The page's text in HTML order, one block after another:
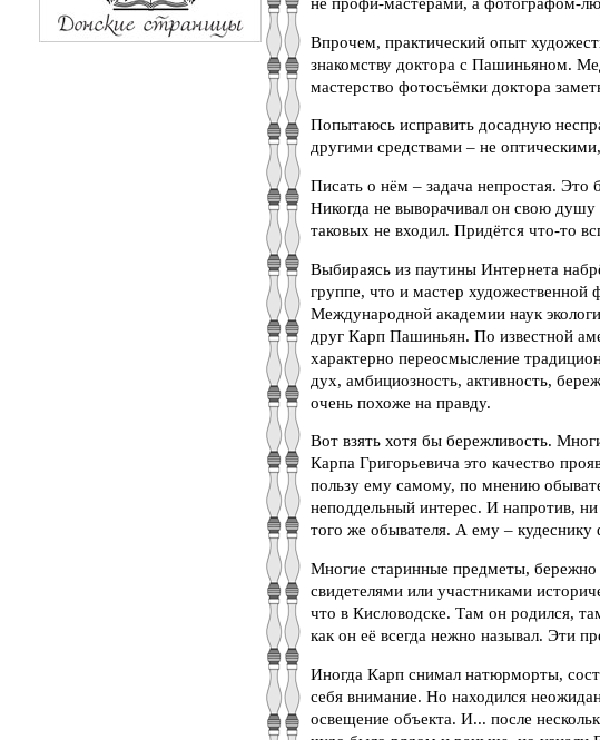
Впрочем, практический опыт
знакомству доктора с Пашиньяном.
мастерство фотосъёмки доктора
Попытаюсь исправить досадную
другими средствами – не
Писать о нём – задача непростая. Это
Никогда не выворачивал он свою
таковых не входил. Придётся что-то
Выбираясь из паутины Интернета
группе, что и мастер художественной
Международной академии наук
друг Карп Пашиньян. По известной
характерно переосмысление
дух, амбициозность, активность,
очень похоже на правду.
Вот взять хотя бы бережливость.
Карпа Григорьевича это качество
пользу ему самому, по мнению
неподдельный интерес. И напротив,
того же обывателя. А ему – кудеснику
Многие старинные предметы,
свидетелями или участниками
что в Кисловодске. Там он родился,
как он её всегда нежно называл. Эти
Иногда Карп снимал натюрморты,
себя внимание. Но находился
освещение объекта. И... после